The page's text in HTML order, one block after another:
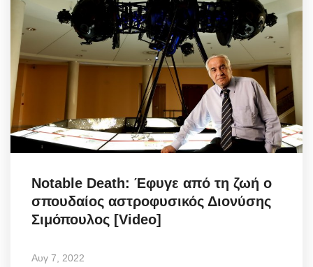
Notable Death: Έφυγε από τη ζωή ο
σπουδαίος αστροφυσικός Διονύσης
Σιμόπουλος [Video]
Αυγ 7, 2022